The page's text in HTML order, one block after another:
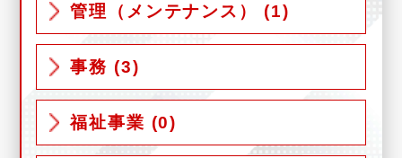
管理（メンテナンス） (1)
事務 (3)
福祉事業 (0)